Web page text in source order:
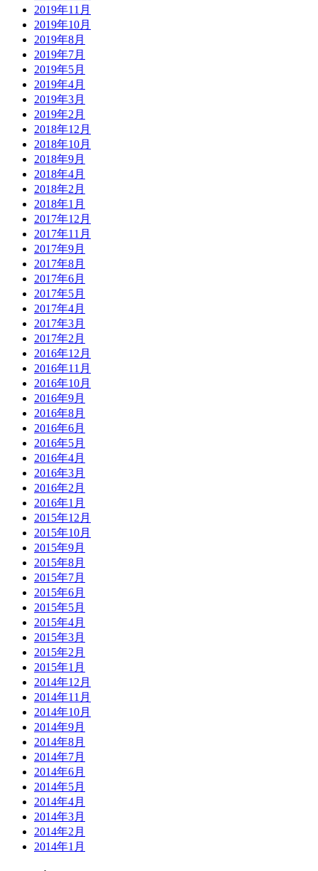
2019年11月
2019年10月
2019年8月
2019年7月
2019年5月
2019年4月
2019年3月
2019年2月
2018年12月
2018年10月
2018年9月
2018年4月
2018年2月
2018年1月
2017年12月
2017年11月
2017年9月
2017年8月
2017年6月
2017年5月
2017年4月
2017年3月
2017年2月
2016年12月
2016年11月
2016年10月
2016年9月
2016年8月
2016年6月
2016年5月
2016年4月
2016年3月
2016年2月
2016年1月
2015年12月
2015年10月
2015年9月
2015年8月
2015年7月
2015年6月
2015年5月
2015年4月
2015年3月
2015年2月
2015年1月
2014年12月
2014年11月
2014年10月
2014年9月
2014年8月
2014年7月
2014年6月
2014年5月
2014年4月
2014年3月
2014年2月
2014年1月